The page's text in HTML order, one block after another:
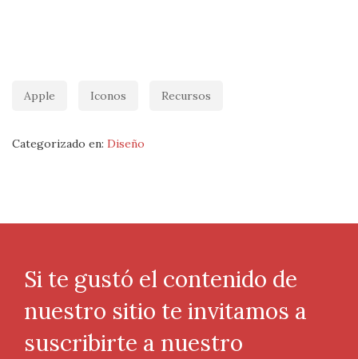
Apple Iconos Recursos
Categorizado en: Diseño
Si te gustó el contenido de
nuestro sitio te invitamos a
suscribirte a nuestro